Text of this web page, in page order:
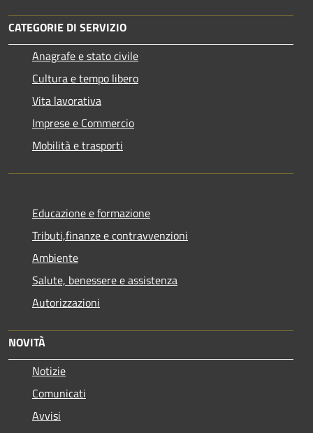
CATEGORIE DI SERVIZIO
Anagrafe e stato civile
Cultura e tempo libero
Vita lavorativa
Imprese e Commercio
Mobilità e trasporti
Educazione e formazione
Tributi,finanze e contravvenzioni
Ambiente
Salute, benessere e assistenza
Autorizzazioni
NOVITÀ
Notizie
Comunicati
Avvisi